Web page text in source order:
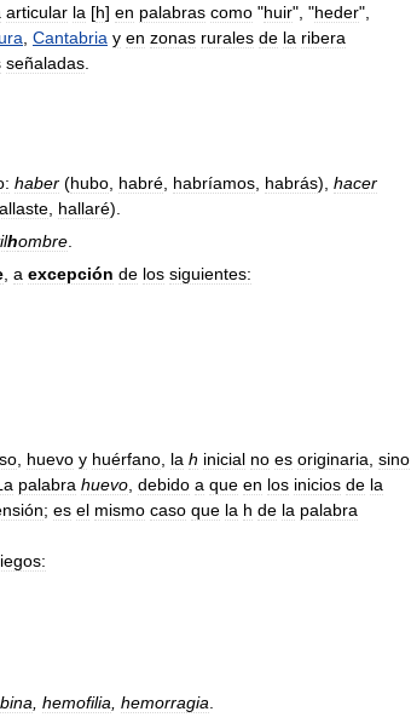
articular la [h] en palabras como "huir", "heder",
Cantabria y en zonas rurales de la ribera
señaladas
haber (hubo habré habríamos habrás), hacer
hallaré).
hombre
a excepción de los siguientes:
huevo y huérfano la h inicial no es originaria sino
palabra huevo debido a que en los inicios de la
; es el mismo caso que la h de la palabra
hemofilia hemorragia